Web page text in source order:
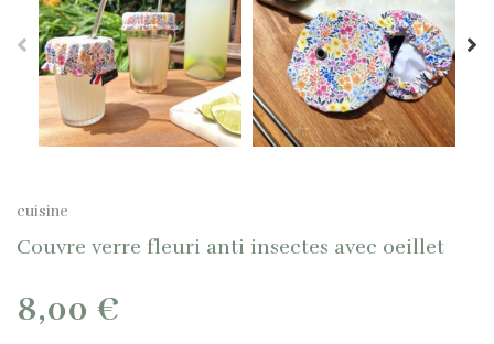
cuisine
Couvre verre fleuri anti insectes avec oeillet
8,00 €